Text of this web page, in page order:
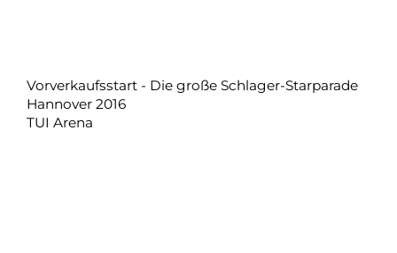
Vorverkaufsstart - Die große Schlager-Starparade
Hannover 2016
TUI Arena